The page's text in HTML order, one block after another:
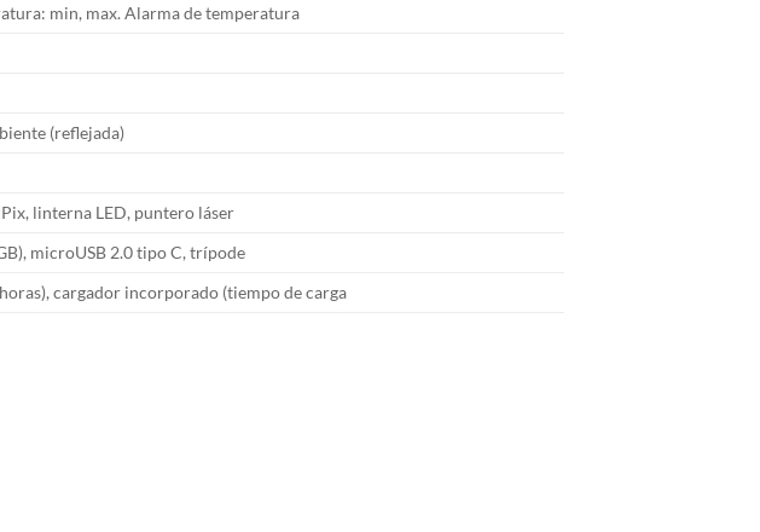
min, max. Alarma de temperatura
(reflejada)
linterna LED, puntero láser
microUSB 2.0 tipo C, trípode
cargador incorporado (tiempo de carga